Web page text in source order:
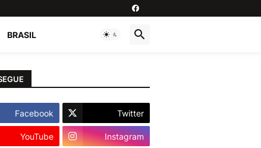
BRASIL
Facebook Twitter
YouTube Instagram